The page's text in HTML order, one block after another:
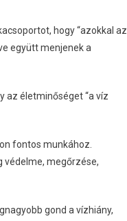
hogy “azokkal az
együtt menjenek a
az életminőséget “a víz
fontos munkához.
védelme, megőrzése,
gond a vízhiány,